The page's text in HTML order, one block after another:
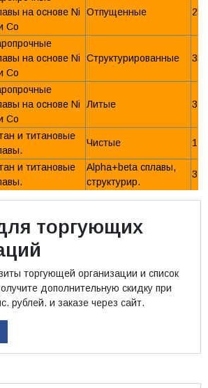
на основе Ni
Со
Отпущенные
на основе Ni
Со
Структурированные
на основе Ni
Со
Литые
и титановые
Чистые
и титановые
Alpha+beta сплавы,
структурир.
торгующих
торгующей организации и список
дополнительную скидку при
рублей. и заказе через сайт.